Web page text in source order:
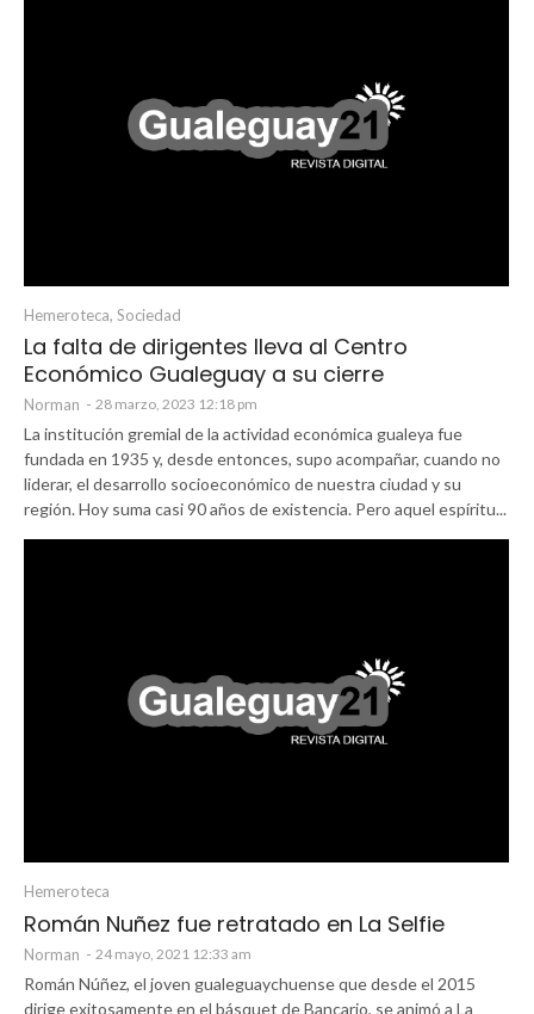
Hemeroteca, Sociedad
La falta de dirigentes lleva al Centro
Económico Gualeguay a su cierre
Norman - 28 marzo, 2023 12:18 pm
La institución gremial de la actividad económica gualeya fue
fundada en 1935 y, desde entonces, supo acompañar, cuando no
liderar, el desarrollo socioeconómico de nuestra ciudad y su
región. Hoy suma casi 90 años de existencia. Pero aquel espíritu...
Hemeroteca
Román Nuñez fue retratado en La Selfie
Norman - 24 mayo, 2021 12:33 am
Román Núñez, el joven gualeguaychuense que desde el 2015
dirige exitosamente en el básquet de Bancario, se animó a La